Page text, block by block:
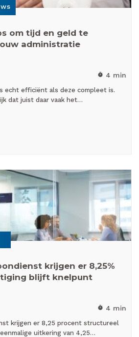
om tijd en geld te
administratie
timer 4 min
echt efficiënt als deze compleet is.
dat juist daar vaak het…
krijgen er 8,25%
blijft knelpunt
timer 4 min
krijgen er 8,25 procent structureel
uitkering van 4,25…